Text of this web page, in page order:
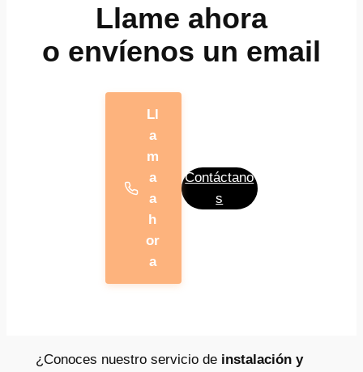
Llame ahora
o envíenos un email
Ll
a
m
a
a
h
or
a
Contáctano
s
¿Conoces nuestro servicio de instalación y